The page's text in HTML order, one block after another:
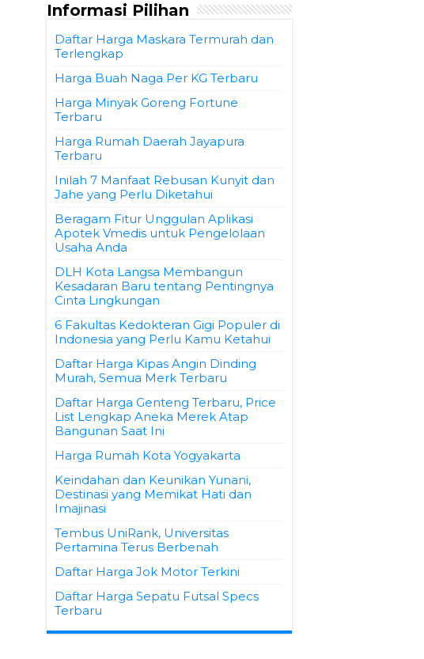
Informasi Pilihan
Daftar Harga Maskara Termurah dan
Terlengkap
Harga Buah Naga Per KG Terbaru
Harga Minyak Goreng Fortune
Terbaru
Harga Rumah Daerah Jayapura
Terbaru
Inilah 7 Manfaat Rebusan Kunyit dan
Jahe yang Perlu Diketahui
Beragam Fitur Unggulan Aplikasi
Apotek Vmedis untuk Pengelolaan
Usaha Anda
DLH Kota Langsa Membangun
Kesadaran Baru tentang Pentingnya
Cinta Lingkungan
6 Fakultas Kedokteran Gigi Populer di
Indonesia yang Perlu Kamu Ketahui
Daftar Harga Kipas Angin Dinding
Murah, Semua Merk Terbaru
Daftar Harga Genteng Terbaru, Price
List Lengkap Aneka Merek Atap
Bangunan Saat Ini
Harga Rumah Kota Yogyakarta
Keindahan dan Keunikan Yunani,
Destinasi yang Memikat Hati dan
Imajinasi
Tembus UniRank, Universitas
Pertamina Terus Berbenah
Daftar Harga Jok Motor Terkini
Daftar Harga Sepatu Futsal Specs
Terbaru